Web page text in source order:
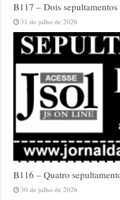
B117 – Dois
31 de julho de 2026
B116 – Quatro
30 de julho de 2026